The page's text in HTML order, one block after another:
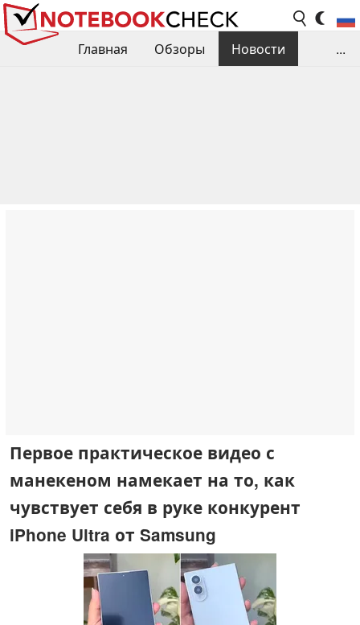
Главная Обзоры
Новости
...
Первое практическое видео с
манекеном намекает на то, как
чувствует себя в руке конкурент
iPhone Ultra от Samsung